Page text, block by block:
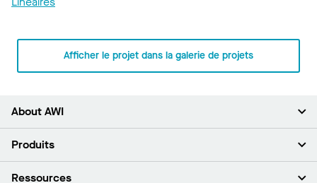
Afficher le projet dans la galerie de projets
About AWI
À propos de nous
Produits
Plafonds
Ressources